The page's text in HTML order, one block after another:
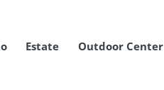
Estate Outdoor Center